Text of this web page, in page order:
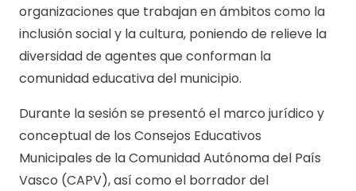
organizaciones que trabajan en ámbitos como la
inclusión social y la cultura, poniendo de relieve la
diversidad de agentes que conforman la
comunidad educativa del municipio.
Durante la sesión se presentó el marco jurídico y
conceptual de los Consejos Educativos
Municipales de la Comunidad Autónoma del País
Vasco (CAPV), así como el borrador del